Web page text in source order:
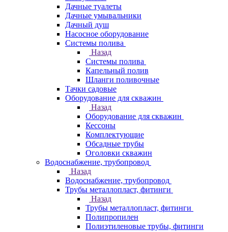
Дачные туалеты
Дачные умывальники
Дачный душ
Насосное оборудование
Системы полива
Назад
Системы полива
Капельный полив
Шланги поливочные
Тачки садовые
Оборудование для скважин
Назад
Оборудование для скважин
Кессоны
Комплектующие
Обсадные трубы
Оголовки скважин
Водоснабжение, трубопровод
Назад
Водоснабжение, трубопровод
Трубы металлопласт, фитинги
Назад
Трубы металлопласт, фитинги
Полипропилен
Полиэтиленовые трубы, фитинги